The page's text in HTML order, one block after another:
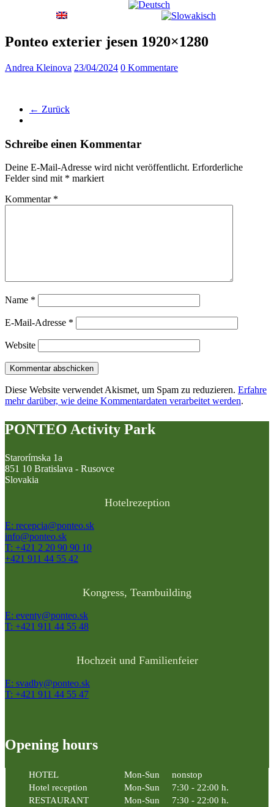
Ponteo exterier jesen 1920×1280
Andrea Kleinova 23/04/2024 0 Kommentare
← Zurück
Schreibe einen Kommentar
Deine E-Mail-Adresse wird nicht veröffentlicht. Erforderliche
Felder sind mit * markiert
Kommentar *
Name *
E-Mail-Adresse *
Website
Diese Website verwendet Akismet, um Spam zu reduzieren. Erfahre
mehr darüber, wie deine Kommentardaten verarbeitet werden.
PONTEO Activity Park
Starorímska 1a
851 10 Bratislava - Rusovce
Slovakia
Hotelrezeption
E: recepcia@ponteo.sk
info@ponteo.sk
T: +421 2 20 90 90 10
+421 911 44 55 42
Kongress, Teambuilding
E: eventy@ponteo.sk
T: +421 911 44 55 48
Hochzeit und Familienfeier
E: svadby@ponteo.sk
T: +421 911 44 55 47
Opening hours
HOTEL Mon-Sun
nonstop
Hotel reception
Mon-Sun
7:30 - 22:00 h.
RESTAURANT
Mon-Sun
7:30 - 22:00 h.